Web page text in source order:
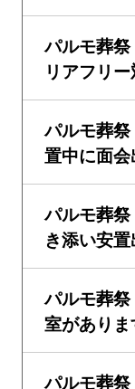
パルモ葬
リアフリ
パルモ葬
置中に面
パルモ葬
き添い安
パルモ葬
室がありま
パルモ葬